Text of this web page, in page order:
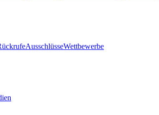
AusschlüsseWettbewerbe